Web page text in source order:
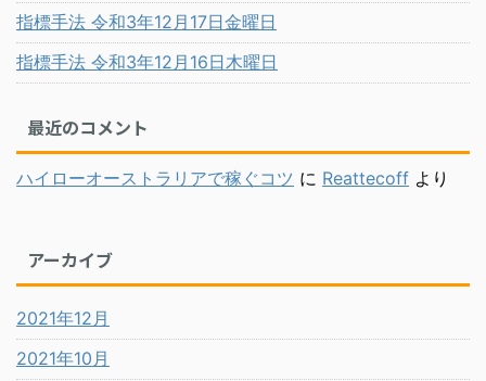
指標手法 令和3年12月17日金曜日
指標手法 令和3年12月16日木曜日
最近のコメント
ハイローオーストラリアで稼ぐコツ に Reattecoff より
アーカイブ
2021年12月
2021年10月